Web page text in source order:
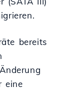
bereits
eine